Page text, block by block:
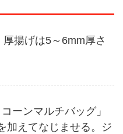
揚げは5～6mm厚さ
ーンマルチバッグ」
加えてなじませる。ジ